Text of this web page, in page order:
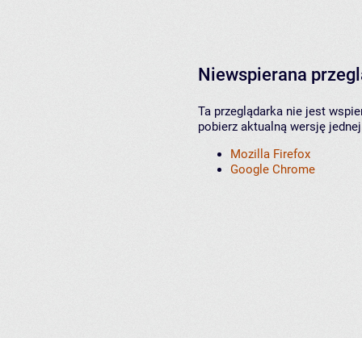
Niewspierana
Ta przeglądarka nie jest
pobierz aktualną wersję
Mozilla Firefox
Google Chrome